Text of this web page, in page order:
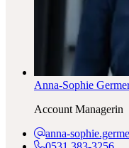
Anna-Sophie
Account Managerin
anna-